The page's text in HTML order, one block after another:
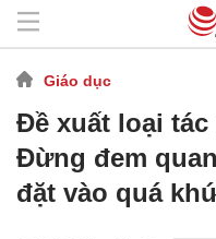
Giáo dục
Đề xuất loại tác
Đừng đem
đặt vào quá